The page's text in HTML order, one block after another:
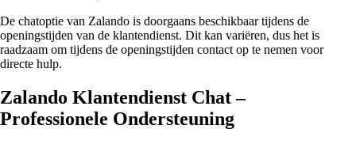
De chatoptie van Zalando is doorgaans beschikbaar tijdens de
openingstijden van de klantendienst. Dit kan variëren, dus het is
raadzaam om tijdens de openingstijden contact op te nemen voor
directe hulp.
Zalando Klantendienst Chat –
Professionele Ondersteuning